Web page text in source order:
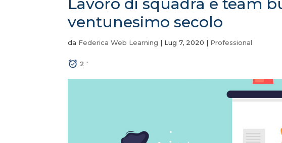
Lavoro di squadra e team
ventunesimo secolo
da Federica Web Learning | Lug 7, 2020 | Professional
2 '